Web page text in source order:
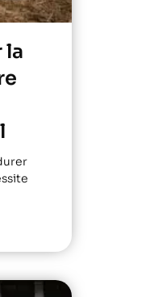
la